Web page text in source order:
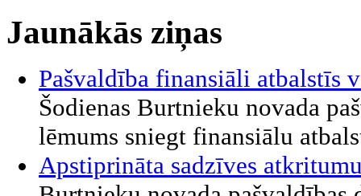
Jaunākās ziņas
Pašvaldība finansiāli atbalstīs
Šodienas Burtnieku novada
lēmums sniegt finansiālu
Apstiprināta sadzīves